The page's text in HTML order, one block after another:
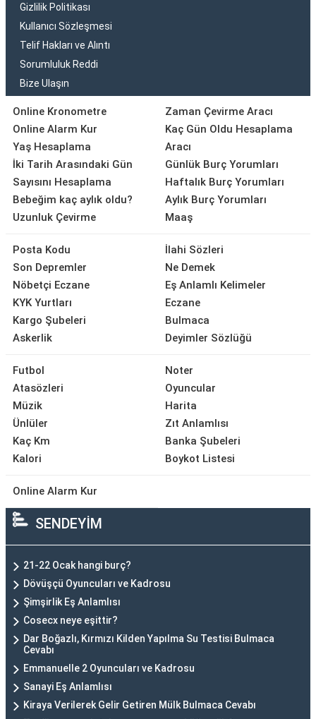
Gizlilik Politikası
Kullanıcı Sözleşmesi
Telif Hakları ve Alıntı
Sorumluluk Reddi
Bize Ulaşın
Online Kronometre
Online Alarm Kur
Yaş Hesaplama
İki Tarih Arasındaki Gün
Sayısını Hesaplama
Bebeğim kaç aylık oldu?
Uzunluk Çevirme
Zaman Çevirme Aracı
Kaç Gün Oldu Hesaplama
Aracı
Günlük Burç Yorumları
Haftalık Burç Yorumları
Aylık Burç Yorumları
Maaş
Posta Kodu
Son Depremler
Nöbetçi Eczane
KYK Yurtları
Kargo Şubeleri
Askerlik
İlahi Sözleri
Ne Demek
Eş Anlamlı Kelimeler
Eczane
Bulmaca
Deyimler Sözlüğü
Futbol
Atasözleri
Müzik
Ünlüler
Kaç Km
Kalori
Noter
Oyuncular
Harita
Zıt Anlamlısı
Banka Şubeleri
Boykot Listesi
Online Alarm Kur
SENDEYİM
21-22 Ocak hangi burç?
Dövüşçü Oyuncuları ve Kadrosu
Şimşirlik Eş Anlamlısı
Cosecx neye eşittir?
Dar Boğazlı, Kırmızı Kilden Yapılma Su Testisi Bulmaca
Cevabı
Emmanuelle 2 Oyuncuları ve Kadrosu
Sanayi Eş Anlamlısı
Kiraya Verilerek Gelir Getiren Mülk Bulmaca Cevabı